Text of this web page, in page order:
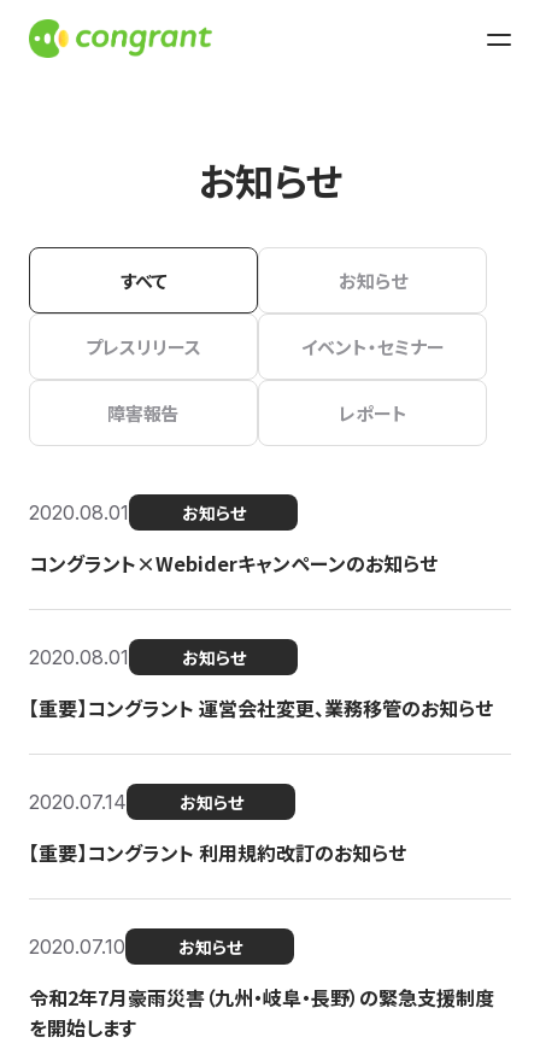
お知らせ
すべて お知らせ
プレスリリース イベント・セミナー
障害報告 レポート
2020.08.01 お知らせ
コングラント×Webiderキャンペーンのお知らせ
2020.08.01 お知らせ
【重要】コングラント 運営会社変更、業務移管のお知らせ
2020.07.14 お知らせ
【重要】コングラント 利用規約改訂のお知らせ
2020.07.10 お知らせ
令和2年7月豪雨災害（九州・岐阜・長野）の緊急支援制度
を開始します